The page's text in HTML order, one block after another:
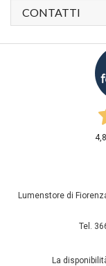
CONTATTI
Lumenstore di
Tel.
La
4,8